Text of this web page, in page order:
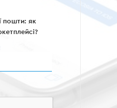
пошти: як